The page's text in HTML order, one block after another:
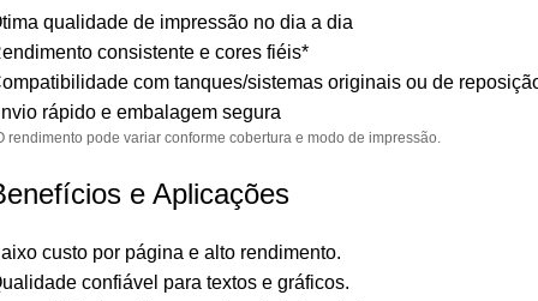
qualidade de impressão no dia a dia
consistente e cores fiéis*
com tanques/sistemas originais ou de
rápido e embalagem segura
rendimento pode variar conforme cobertura e modo de impressão.
e Aplicações
custo por página e alto rendimento.
confiável para textos e gráficos.